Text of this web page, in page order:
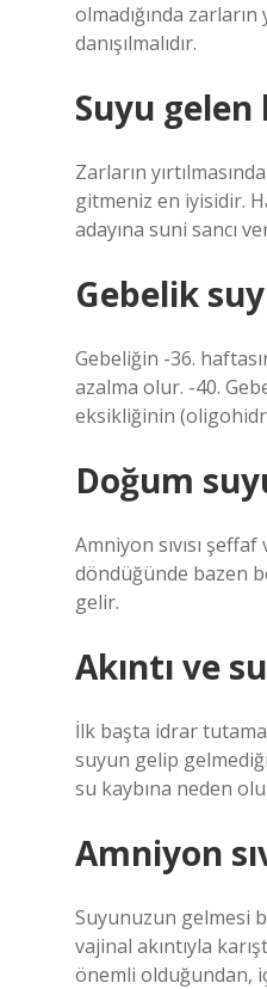
olmadığında
danışılmalıdır.
Suyu
Zarların
gitmeniz en iyisidir.
adayına suni sancı
Gebelik
Gebeliğin -36.
azalma olur. -40.
eksikliğinin
Doğum
Amniyon sıvısı
döndüğünde bazen
gelir.
Akıntı ve
İlk başta idrar
suyun gelip
su kaybına neden
Amniyon
Suyunuzun gelmesi
vajinal akıntıyla
önemli olduğundan,